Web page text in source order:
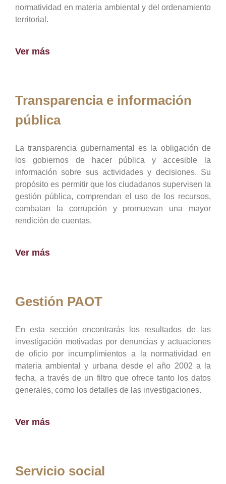
normatividad en materia ambiental y del ordenamiento
territorial.
Ver más
Transparencia e información
pública
La transparencia gubernamental es la obligación de
los gobiernos de hacer pública y accesible la
información sobre sus actividades y decisiones. Su
propósito es permitir que los ciudadanos supervisen la
gestión pública, comprendan el uso de los recursos,
combatan la corrupción y promuevan una mayor
rendición de cuentas.
Ver más
Gestión PAOT
En esta sección encontrarás los resultados de las
investigación motivadas por denuncias y actuaciones
de oficio por incumplimientos a la normatividad en
materia ambiental y urbana desde el año 2002 a la
fecha, a través de un filtro que ofrece tanto los datos
generales, como los detalles de las investigaciones.
Ver más
Servicio social